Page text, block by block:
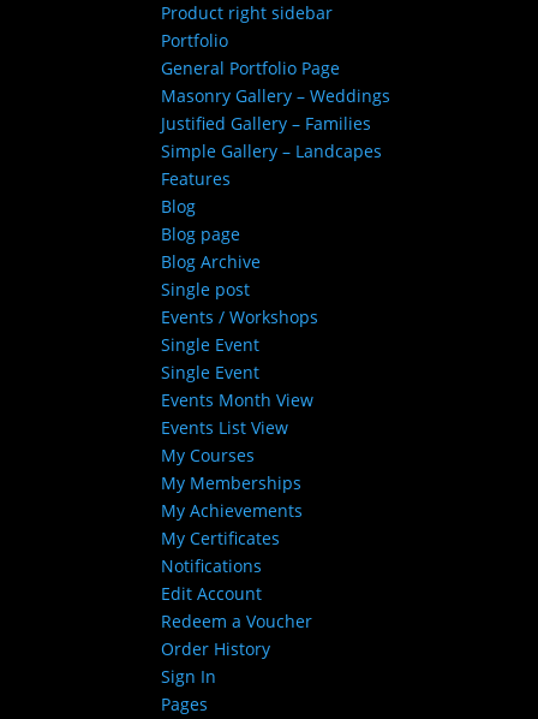
Product right sidebar
Portfolio
General Portfolio Page
Masonry Gallery – Weddings
Justified Gallery – Families
Simple Gallery – Landcapes
Features
Blog
Blog page
Blog Archive
Single post
Events / Workshops
Single Event
Single Event
Events Month View
Events List View
My Courses
My Memberships
My Achievements
My Certificates
Notifications
Edit Account
Redeem a Voucher
Order History
Sign In
Pages